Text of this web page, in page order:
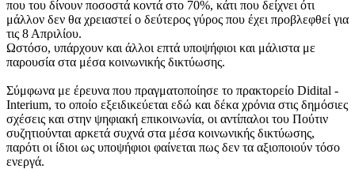
που του δίνουν ποσοστά κοντά στο 70%, κάτι που δείχνει ότι
μάλλον δεν θα χρειαστεί ο δεύτερος γύρος που έχει προβλεφθεί για
τις 8 Απριλίου.
Ωστόσο, υπάρχουν και άλλοι επτά υποψήφιοι και μάλιστα με
παρουσία στα μέσα κοινωνικής δικτύωσης.
Σύμφωνα με έρευνα που πραγματοποίησε το πρακτορείο Didital -
Interium, το οποίο εξειδικεύεται εδώ και δέκα χρόνια στις δημόσιες
σχέσεις και στην ψηφιακή επικοινωνία, οι αντίπαλοι του Πούτιν
συζητιούνται αρκετά συχνά στα μέσα κοινωνικής δικτύωσης,
παρότι οι ίδιοι ως υποψήφιοι φαίνεται πως δεν τα αξιοποιούν τόσο
ενεργά.